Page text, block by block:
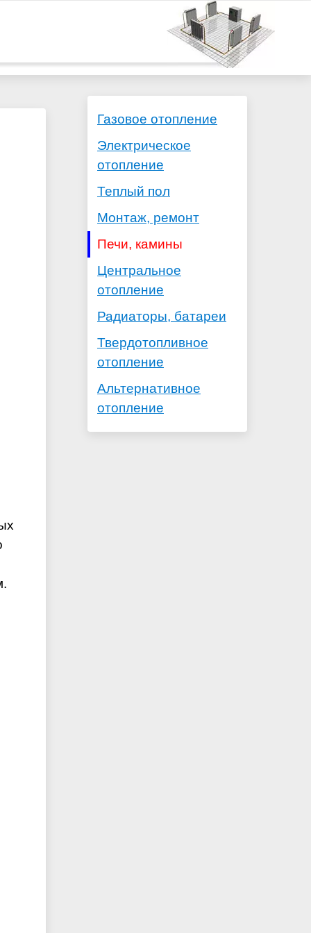
Газовое отопление
Электрическое
отопление
Теплый пол
Монтаж, ремонт
Печи, камины
Центральное
отопление
Радиаторы, батареи
Твердотопливное
отопление
Альтернативное
отопление